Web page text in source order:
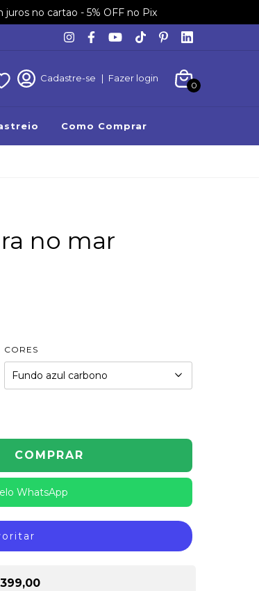
no cartao - 5% OFF no Pix
Cadastre-se | Fazer login
0
Como Comprar
no mar
CORES
WhatsApp